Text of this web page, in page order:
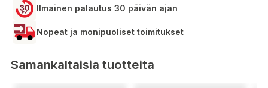
Ilmainen palautus 30 päivän ajan
Nopeat ja monipuoliset toimitukset
Samankaltaisia tuotteita